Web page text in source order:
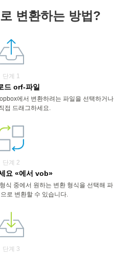
변환하는 방법?
단계 1
드 orf-파일
에서 변환하려는 파일을 선택하거나
접 드래그하세요.
단계 2
요 «에서 vob»
식 중에서 원하는 변환 형식을 선택해 파
로 변환할 수 있습니다.
단계 3